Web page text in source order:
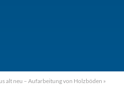
alt neu – Aufarbeitung von Holzböden »